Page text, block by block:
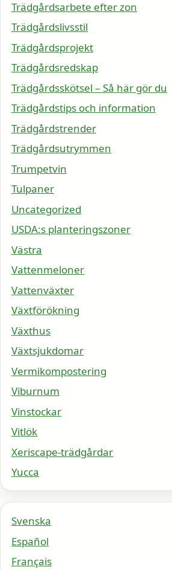
Trädgårdsarbete efter zon
Trädgårdslivsstil
Trädgårdsprojekt
Trädgårdsredskap
Trädgårdsskötsel – Så här gör du
Trädgårdstips och information
Trädgårdstrender
Trädgårdsutrymmen
Trumpetvin
Tulpaner
Uncategorized
USDA:s planteringszoner
Västra
Vattenmeloner
Vattenväxter
Växtförökning
Växthus
Växtsjukdomar
Vermikompostering
Viburnum
Vinstockar
Vitlök
Xeriscape-trädgårdar
Yucca
Svenska
Español
Français